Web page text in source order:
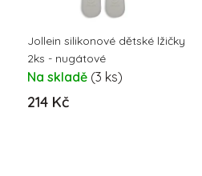
Jollein silikonové dětské lžičky
2ks - nugátové
Na skladě (3 ks)
214 Kč